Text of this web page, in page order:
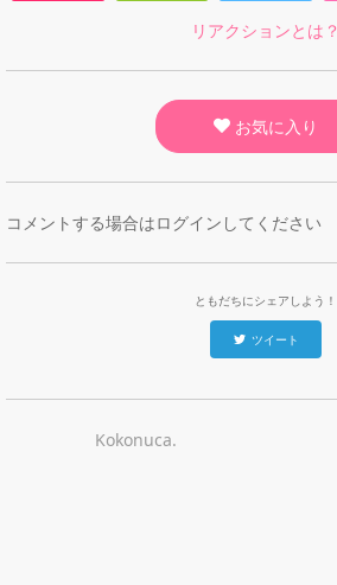
リアクションとは？
お気に入り
コメントする場合はログインしてください
ともだちにシェアしよう！
ツイート
Kokonuca.